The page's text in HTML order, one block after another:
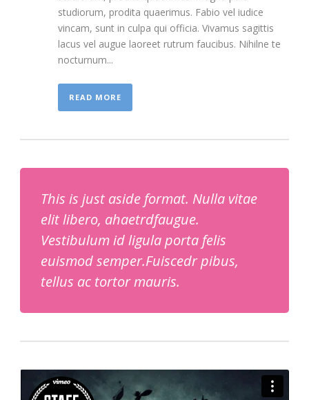
studiorum, prodita quaerimus. Fabio vel iudice
vincam, sunt in culpa qui officia. Vivamus sagittis
lacus vel augue laoreet rutrum faucibus. Nihilne te
nocturnum...
READ MORE
This is just aside format. Nulla vitae
elit libero, ahaetrdfaugue.
Vestibulum id ligula porta felis
euismod semper.Fuiscedr pibus,
tellus ac tortor mauris.